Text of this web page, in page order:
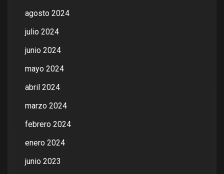
agosto 2024
julio 2024
junio 2024
mayo 2024
abril 2024
marzo 2024
febrero 2024
enero 2024
junio 2023